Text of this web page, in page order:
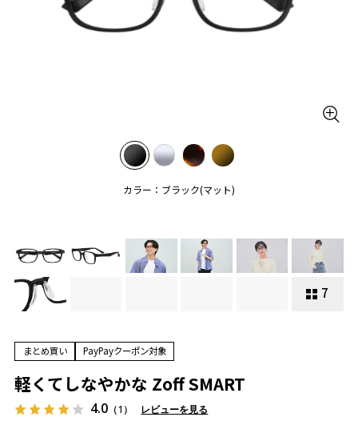
カラー：ブラック(マット)
7
まとめ買い PayPayクーポン対象
軽くてしなやかな Zoff SMART
4.0 （1） レビューを見る